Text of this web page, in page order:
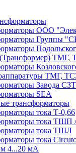
ООО
Группы
(Трансформер) ТМГ,
ТМГ,
Завода
SEA
трансформаторы
тока Т-0,66
тока
тока ТШЛ
тока
4...20 мА